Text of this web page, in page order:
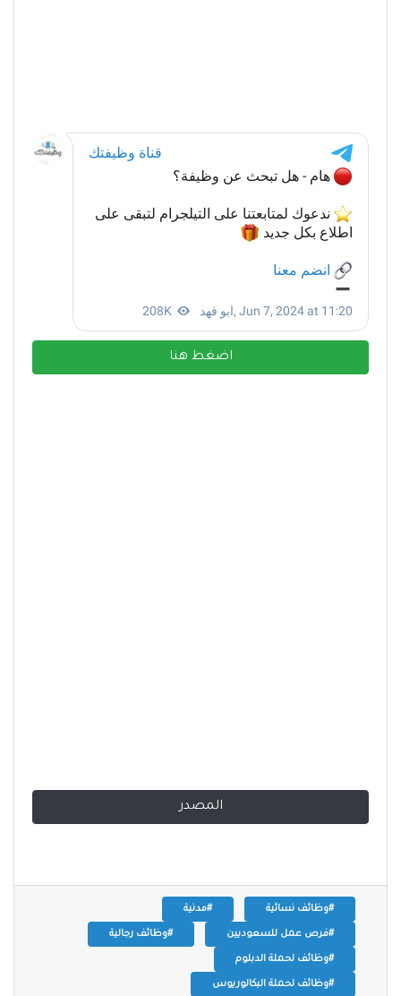
اضغط هنا
المصدر
#وظائف نسائية #مدنية
#فرص عمل للسعوديين #وظائف رجالية
#وظائف لحملة الدبلوم
#وظائف لحملة البكالوريوس